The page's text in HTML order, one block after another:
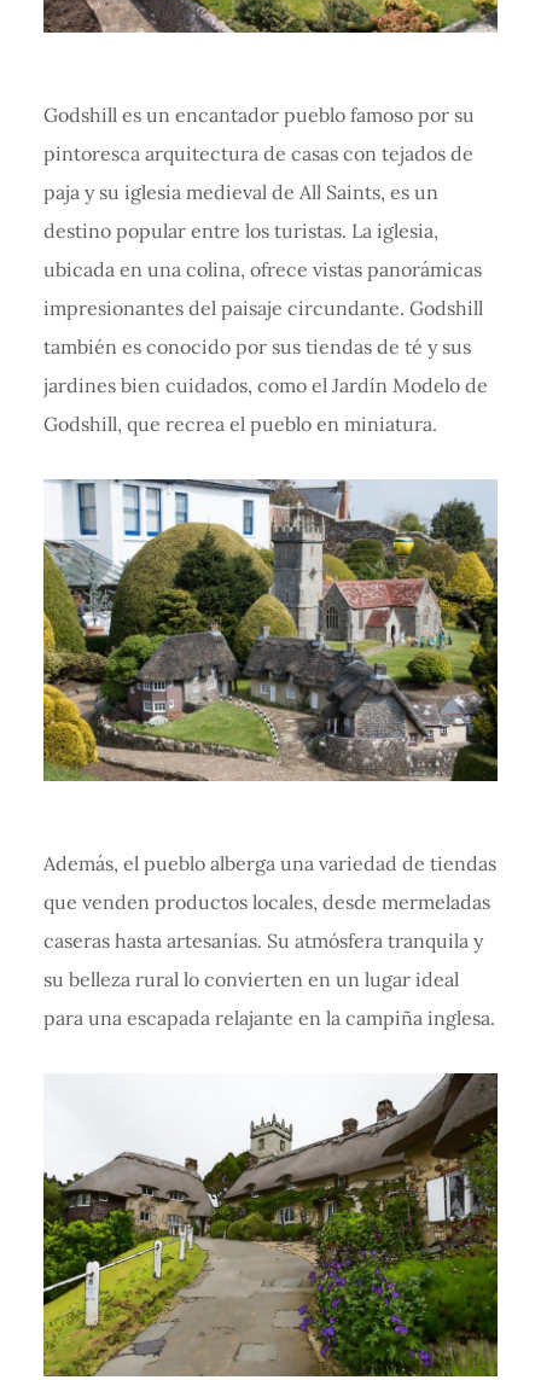
Godshill es un encantador pueblo famoso por su
pintoresca arquitectura de casas con tejados de
paja y su iglesia medieval de All Saints, es un
destino popular entre los turistas. La iglesia,
ubicada en una colina, ofrece vistas panorámicas
impresionantes del paisaje circundante. Godshill
también es conocido por sus tiendas de té y sus
jardines bien cuidados, como el Jardín Modelo de
Godshill, que recrea el pueblo en miniatura.
Además, el pueblo alberga una variedad de tiendas
que venden productos locales, desde mermeladas
caseras hasta artesanías. Su atmósfera tranquila y
su belleza rural lo convierten en un lugar ideal
para una escapada relajante en la campiña inglesa.